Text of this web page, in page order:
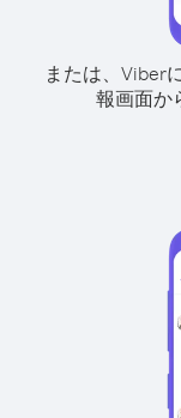
または、Viber
報画面か